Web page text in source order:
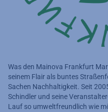
Was den Mainova Frankfurt
seinem Flair als buntes
Sachen Nachhaltigkeit. Seit
Schindler und seine
Lauf so umweltfreundlich wie